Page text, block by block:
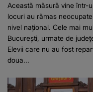
Această măsură vine într-
locuri au rămas
nivel național. Cele mai
București, urmate de
Elevii care nu au fost
doua...